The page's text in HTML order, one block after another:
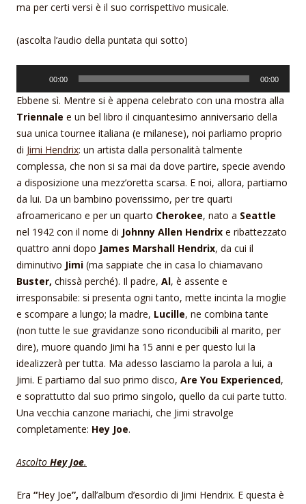
ma per certi versi è il suo corrispettivo musicale.
(ascolta l’audio della puntata qui sotto)
00:00 00:00
Ebbene sì. Mentre si è appena celebrato con una mostra alla
Triennale e un bel libro il cinquantesimo anniversario della
sua unica tournee italiana (e milanese), noi parliamo proprio
di Jimi Hendrix: un artista dalla personalità talmente
complessa, che non si sa mai da dove partire, specie avendo
a disposizione una mezz’oretta scarsa. E noi, allora, partiamo
da lui. Da un bambino poverissimo, per tre quarti
afroamericano e per un quarto Cherokee, nato a Seattle
nel 1942 con il nome di Johnny Allen Hendrix e ribattezzato
quattro anni dopo James Marshall Hendrix, da cui il
diminutivo Jimi (ma sappiate che in casa lo chiamavano
Buster, chissà perché). Il padre, Al, è assente e
irresponsabile: si presenta ogni tanto, mette incinta la moglie
e scompare a lungo; la madre, Lucille, ne combina tante
(non tutte le sue gravidanze sono riconducibili al marito, per
dire), muore quando Jimi ha 15 anni e per questo lui la
idealizzerà per tutta. Ma adesso lasciamo la parola a lui, a
Jimi. E partiamo dal suo primo disco, Are You Experienced,
e soprattutto dal suo primo singolo, quello da cui parte tutto.
Una vecchia canzone mariachi, che Jimi stravolge
completamente: Hey Joe.
Ascolto Hey Joe.
Era “Hey Joe”, dall’album d’esordio di Jimi Hendrix. E questa è